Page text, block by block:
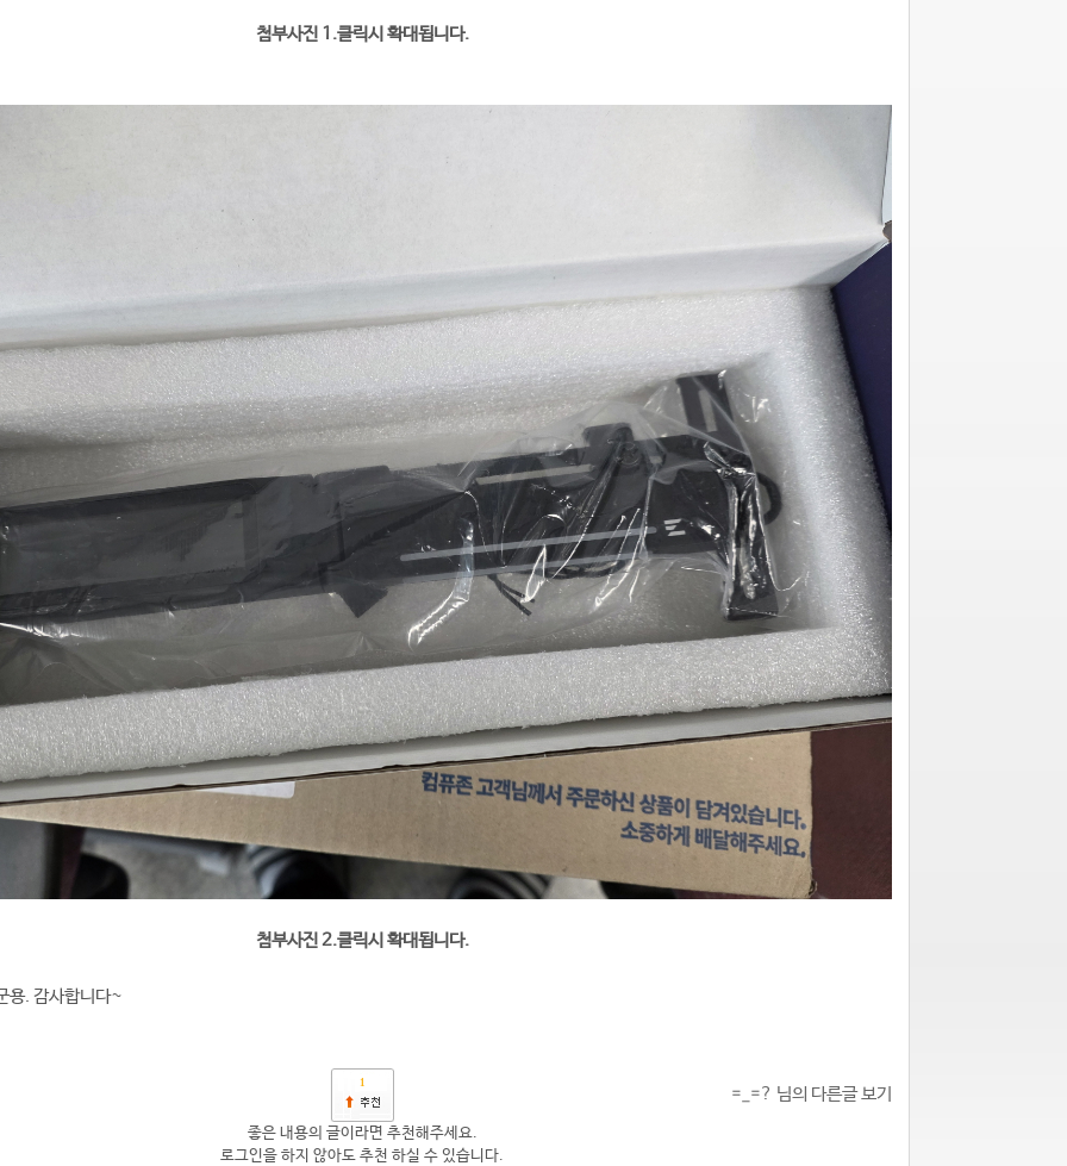
첨부사진 1.클릭시 확대됩니다.
첨부사진 2.클릭시 확대됩니다.
용. 감사합니다~
1
=_=? 님의 다른글 보기
좋은 내용의 글이라면 추천해주세요.
로그인을 하지 않아도 추천 하실 수 있습니다.